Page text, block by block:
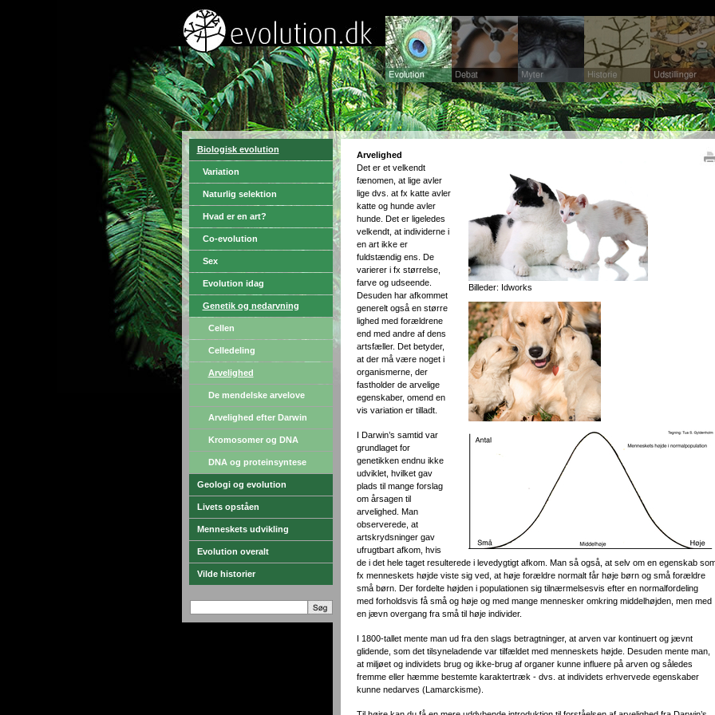
Biologisk evolution
Variation
Naturlig selektion
Hvad er en art?
Co-evolution
Sex
Evolution idag
Genetik og nedarvning
Cellen
Celledeling
Arvelighed
De mendelske arvelove
Arvelighed efter Darwin
Kromosomer og DNA
DNA og proteinsyntese
Geologi og evolution
Livets opståen
Menneskets udvikling
Evolution overalt
Vilde historier
Arvelighed
Billeder: Idworks
Det er et velkendt
fænomen, at lige avler
lige dvs. at fx katte avler
katte og hunde avler
hunde. Det er ligeledes
velkendt, at individerne i
en art ikke er
fuldstændig ens. De
varierer i fx størrelse,
farve og udseende.
Desuden har afkommet
generelt også en større
lighed med forældrene
end med andre af dens
artsfæller. Det betyder,
at der må være noget i
organismerne, der
fastholder de arvelige
egenskaber, omend en
vis variation er tilladt.
I Darwin’s samtid var
grundlaget for
genetikken endnu ikke
udviklet, hvilket gav
plads til mange forslag
om årsagen til
arvelighed. Man
observerede, at
artskrydsninger gav
ufrugtbart afkom, hvis
de i det hele taget resulterede i levedygtigt afkom. Man så også, at selv om en egenskab
fx menneskets højde viste sig ved, at høje forældre normalt får høje børn og små forældre
små børn. Der fordelte højden i populationen sig tilnærmelsesvis efter en normalfordeling
med forholdsvis få små og høje og med mange mennesker omkring middelhøjden, men med
en jævn overgang fra små til høje individer.
I 1800-tallet mente man ud fra den slags betragtninger, at arven var kontinuert og jævnt
glidende, som det tilsyneladende var tilfældet med menneskets højde. Desuden mente man,
at miljøet og individets brug og ikke-brug af organer kunne influere på arven og således
fremme eller hæmme bestemte karaktertræk - dvs. at individets erhvervede egenskaber
kunne nedarves (Lamarckisme).